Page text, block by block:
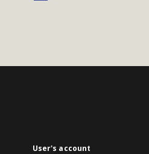
User's account